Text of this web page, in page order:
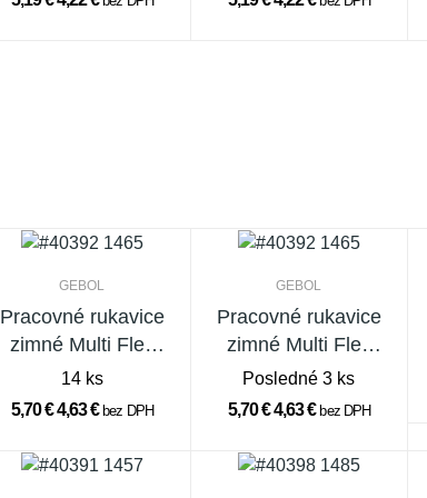
GEBOL
Pracovné rukavice
zimné Multi Flex
Winter veľ. 10
14 ks
5,70 €4,63 €bez DPH
GEBOL
Pracovné rukavice
zimné Multi Flex
Winter veľ. 9
Posledné 3 ks
5,70 €4,63 €bez DPH